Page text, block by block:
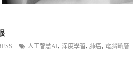
人工智慧AI, 深度學習, 肺癌, 電腦斷層